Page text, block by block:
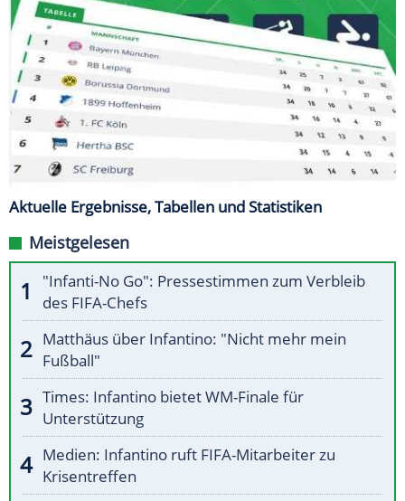
Aktuelle Ergebnisse, Tabellen und Statistiken
Meistgelesen
"Infanti-No Go": Pressestimmen zum Verbleib
des FIFA-Chefs
Matthäus über Infantino: "Nicht mehr mein
Fußball"
Times: Infantino bietet WM-Finale für
Unterstützung
Medien: Infantino ruft FIFA-Mitarbeiter zu
Krisentreffen